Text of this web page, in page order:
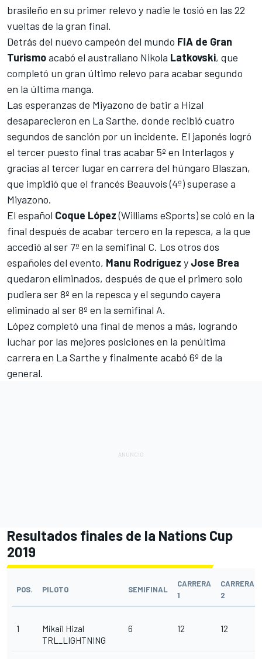
brasileño en su primer relevo y nadie le tosió en las 22
vueltas de la gran final.
Detrás del nuevo campeón del mundo FIA de Gran
Turismoacabó el australiano Nikola Latkovski, que
completó un gran último relevo para acabar segundo
en la última manga.
Las esperanzas de Miyazono de batir a Hizal
desaparecieron en La Sarthe, donde recibió cuatro
segundos de sanción por un incidente. El japonés logró
el tercer puesto final tras acabar 5º en Interlagos y
gracias al tercer lugar en carrera del húngaro Blaszan,
que impidió que el francés Beauvois (4º) superase a
Miyazono.
El español Coque López(Williams eSports) se coló en la
final después de acabar tercero en la repesca, a la que
accedió al ser 7º en la semifinal C. Los otros dos
españoles del evento, Manu Rodríguez y Jose Brea
quedaron eliminados, después de que el primero solo
pudiera ser 8º en la repesca y el segundo cayera
eliminado al ser 8º en la semifinal A.
López completó una final de menos a más, logrando
luchar por las mejores posiciones en la penúltima
carrera en La Sarthe y finalmente acabó 6º de la
general.
Resultados finales de la Nations Cup
2019
POS. PILOTO SEMIFINAL
CARRERA
1
CARRERA
2
1
Mikail Hizal
TRL_LIGHTNING
6 12 12